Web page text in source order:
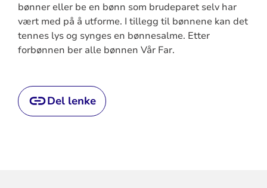
bønner eller be en bønn som brudeparet selv har
vært med på å utforme. I tillegg til bønnene kan det
tennes lys og synges en bønnesalme. Etter
forbønnen ber alle bønnen Vår Far.
Del lenke